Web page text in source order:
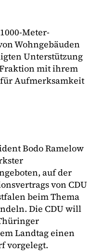
Meter-
Wohngebäuden
Unterstützung
mit ihrem
Aufmerksamkeit
Bodo Ramelow
auf der
von CDU
beim Thema
Die CDU will
Landtag einen
vorgelegt.